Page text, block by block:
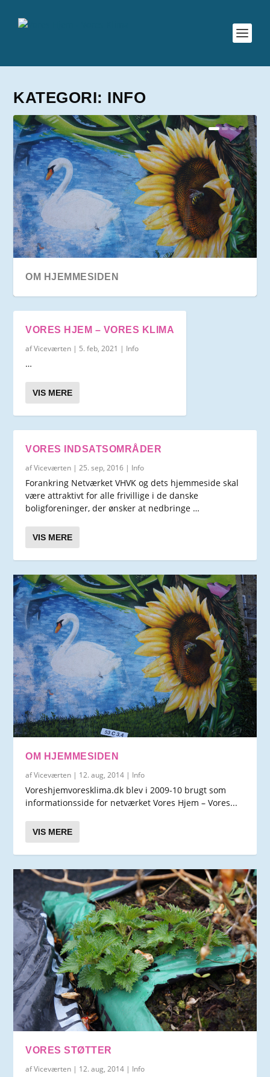
KATEGORI: INFO
OM HJEMMESIDEN
VORES HJEM – VORES KLIMA
afViceværten | 5. feb, 2021 | Info
…
VIS MERE
VORES INDSATSOMRÅDER
afViceværten |25. sep, 2016 | Info
Forankring Netværket VHVK og dets hjemmeside skal
være attraktivt for alle frivillige i de danske
boligforeninger, der ønsker at nedbringe …
VIS MERE
OM HJEMMESIDEN
afViceværten | 12. aug, 2014 | Info
Voreshjemvoresklima.dk blev i 2009-10 brugt som
informationsside for netværket Vores Hjem – Vores...
VIS MERE
VORES STØTTER
afViceværten | 12. aug, 2014 | Info